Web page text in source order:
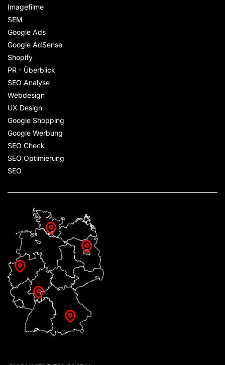
Imagefilme
SEM
Google Ads
Google AdSense
Shopify
PR - Überblick
SEO Analyse
Webdesign
UX Design
Google Shopping
Google Werbung
SEO Check
SEO Optimierung
SEO